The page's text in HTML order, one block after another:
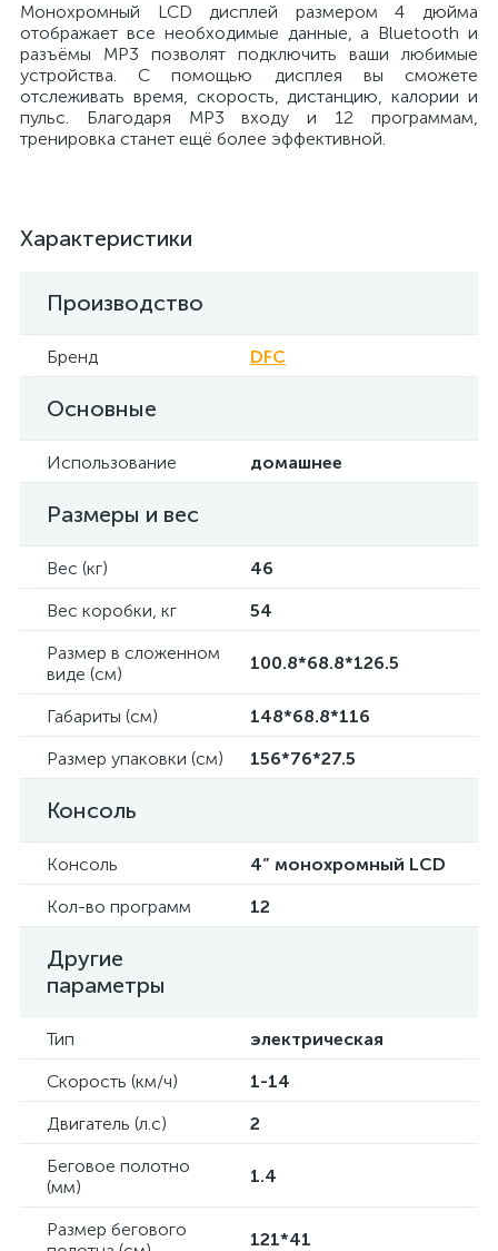
Монохромный LCD дисплей размером 4 дюйма
отображает все необходимые данные, а Bluetooth и
разъёмы MP3 позволят подключить ваши любимые
устройства. С помощью дисплея вы сможете
отслеживать время, скорость, дистанцию, калории и
пульс. Благодаря MP3 входу и 12 программам,
тренировка станет ещё более эффективной.
Характеристики
Производство
Бренд DFC
Основные
Использование домашнее
Размеры и вес
Вес (кг)
46
Вес коробки, кг
54
Размер в сложенном
виде (см)
100.8*68.8*126.5
Габариты (см)
148*68.8*116
Размер упаковки (см)
156*76*27.5
Консоль
Консоль
4” монохромный LCD
Кол-во программ
12
Другие
параметры
Тип
электрическая
Скорость (км/ч)
1-14
Двигатель (л.с)
2
Беговое полотно
(мм)
1.4
Размер бегового
121*41